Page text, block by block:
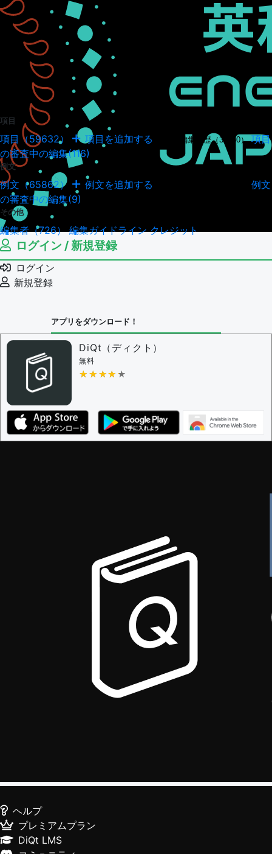
項目
項目（59632） 項目を追加する 項目の編集履歴（34950） 項目
の審査中の編集(116)
例文
例文（65862） 例文を追加する
例文
の審査中の編集(9)
その他
編集者（726）編集ガイドラインクレジット
ログイン / 新規登録
ログイン
新規登録
アプリをダウンロード！
DiQt（ディクト）
無料
★★★★★
★★★★★
ヘルプ
プレミアムプラン
DiQt LMS